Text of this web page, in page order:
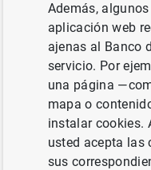
euro mejora,
(42KB)
Además,
aplicación web
ajenas al Banco
servicio. Por
una página
mapa o
instalar cookies.
usted acepta las
sus